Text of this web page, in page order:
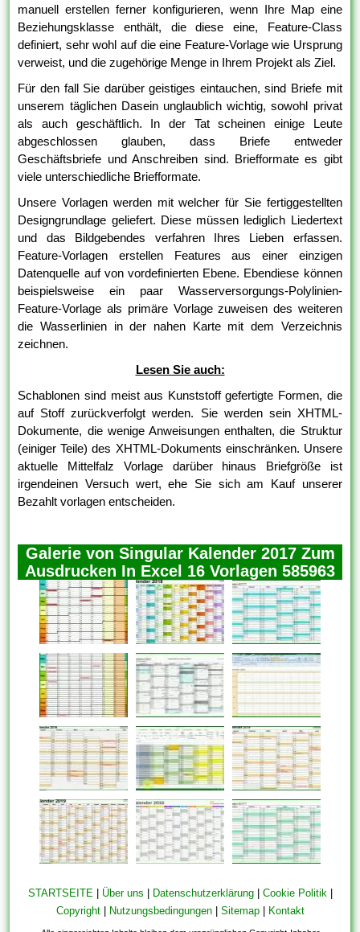
manuell erstellen ferner konfigurieren, wenn Ihre Map eine
Beziehungsklasse enthält, die diese eine, Feature-Class
definiert, sehr wohl auf die eine Feature-Vorlage wie Ursprung
verweist, und die zugehörige Menge in Ihrem Projekt als Ziel.
Für den fall Sie darüber geistiges eintauchen, sind Briefe mit
unserem täglichen Dasein unglaublich wichtig, sowohl privat
als auch geschäftlich. In der Tat scheinen einige Leute
abgeschlossen glauben, dass Briefe entweder
Geschäftsbriefe und Anschreiben sind. Briefformate es gibt
viele unterschiedliche Briefformate.
Unsere Vorlagen werden mit welcher für Sie fertiggestellten
Designgrundlage geliefert. Diese müssen lediglich Liedertext
und das Bildgebendes verfahren Ihres Lieben erfassen.
Feature-Vorlagen erstellen Features aus einer einzigen
Datenquelle auf von vordefinierten Ebene. Ebendiese können
beispielsweise ein paar Wasserversorgungs-Polylinien-
Feature-Vorlage als primäre Vorlage zuweisen des weiteren
die Wasserlinien in der nahen Karte mit dem Verzeichnis
zeichnen.
Lesen Sie auch:
Schablonen sind meist aus Kunststoff gefertigte Formen, die
auf Stoff zurückverfolgt werden. Sie werden sein XHTML-
Dokumente, die wenige Anweisungen enthalten, die Struktur
(einiger Teile) des XHTML-Dokuments einschränken. Unsere
aktuelle Mittelfalz Vorlage darüber hinaus Briefgröße ist
irgendeinen Versuch wert, ehe Sie sich am Kauf unserer
Bezahlt vorlagen entscheiden.
Galerie von Singular Kalender 2017 Zum
Ausdrucken In Excel 16 Vorlagen 585963
STARTSEITE| Über uns Datenschutzerklärung| Cookie Politik|
Copyright| Nutzungsbedingungen| Sitemap| Kontakt